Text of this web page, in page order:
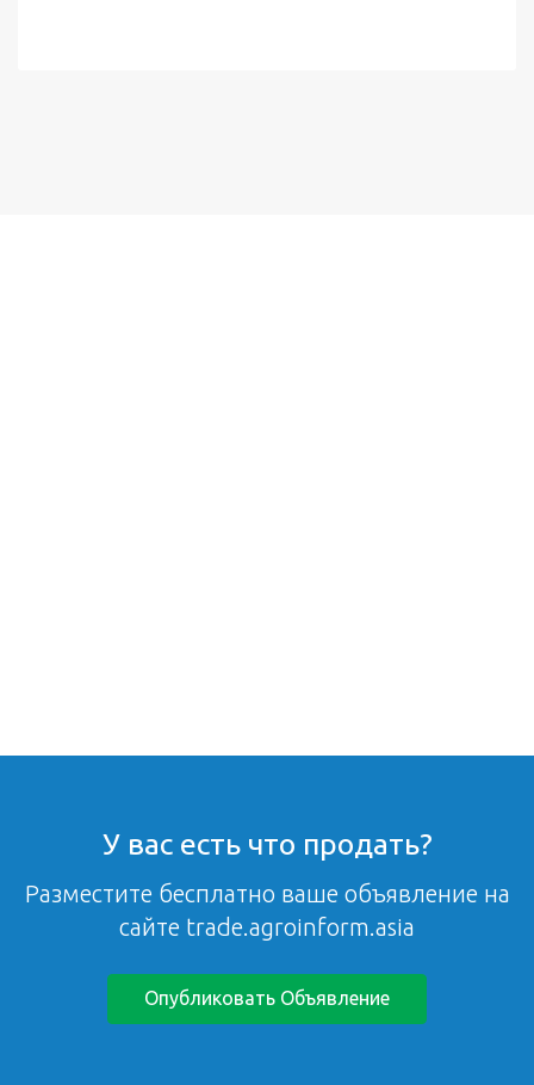
У вас есть что продать?
Разместите бесплатно ваше объявление на
сайте trade.agroinform.asia
Опубликовать Объявление